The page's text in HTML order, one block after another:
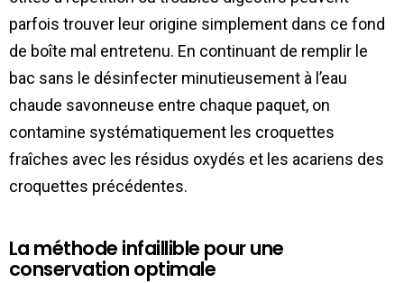
parfois trouver leur origine simplement dans ce fond
de boîte mal entretenu. En continuant de remplir le
bac sans le désinfecter minutieusement à l’eau
chaude savonneuse entre chaque paquet, on
contamine systématiquement les croquettes
fraîches avec les résidus oxydés et les acariens des
croquettes précédentes.
La méthode infaillible pour une
conservation optimale